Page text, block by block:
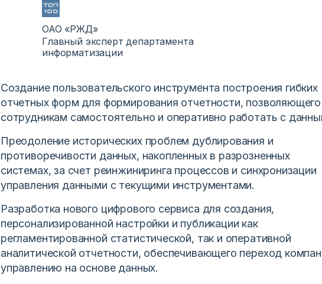
ОАО «РЖД»
Главный эксперт департамента
информатизации
Создание пользовательского инструмента построения гибких
отчетных форм для формирования отчетности, позволяющего
сотрудникам самостоятельно и оперативно работать с
Преодоление исторических проблем дублирования и
противоречивости данных, накопленных в разрозненных
системах, за счет реинжиниринга процессов и синхронизации
управления данными с текущими инструментами.
Разработка нового цифрового сервиса для создания,
персонализированной настройки и публикации как
регламентированной статистической, так и оперативной
аналитической отчетности, обеспечивающего переход
управлению на основе данных.